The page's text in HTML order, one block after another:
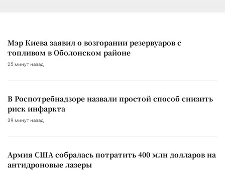
Мэр Киева заявил о возгорании резервуаров с
топливом в Оболонском районе
25 минут назад
В Роспотребнадзоре назвали простой способ снизить
риск инфаркта
39 минут назад
Армия США собралась потратить 400 млн долларов на
антидроновые лазеры